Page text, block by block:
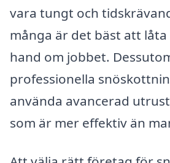
vara tungt och
många är det bäst att
hand om jobbet.
professionella
använda avancerad
som är mer effektiv än